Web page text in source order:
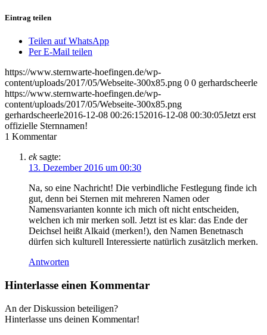
Eintrag teilen
Teilen auf WhatsApp
Per E-Mail teilen
https://www.sternwarte-hoefingen.de/wp-
content/uploads/2017/05/Webseite-300x85.png 0 0 gerhardscheerle
https://www.sternwarte-hoefingen.de/wp-
content/uploads/2017/05/Webseite-300x85.png
gerhardscheerle2016-12-08 00:26:152016-12-08 00:30:05Jetzt erst
offizielle Sternnamen!
1 Kommentar
ek sagte:
13. Dezember 2016 um 00:30
Na, so eine Nachricht! Die verbindliche Festlegung finde ich
gut, denn bei Sternen mit mehreren Namen oder
Namensvarianten konnte ich mich oft nicht entscheiden,
welchen ich mir merken soll. Jetzt ist es klar: das Ende der
Deichsel heißt Alkaid (merken!), den Namen Benetnasch
dürfen sich kulturell Interessierte natürlich zusätzlich merken.
Antworten
Hinterlasse einen Kommentar
An der Diskussion beteiligen?
Hinterlasse uns deinen Kommentar!